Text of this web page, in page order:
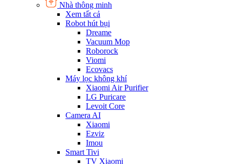
Nhà thông minh
Xem tất cả
Robot hút bụi
Dreame
Vacuum Mop
Roborock
Viomi
Ecovacs
Máy lọc không khí
Xiaomi Air Purifier
LG Puricare
Levoit Core
Camera AI
Xiaomi
Ezviz
Imou
Smart Tivi
TV Xiaomi